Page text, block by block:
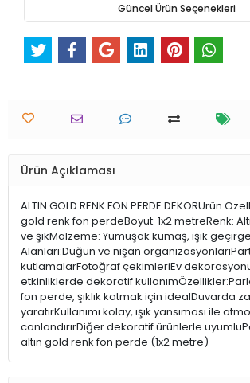
Güncel Ürün Seçenekleri
Ürün Açıklaması
ALTIN GOLD RENK FON PERDE DEKORÜrün
gold renk fon perdeBoyut: 1x2 metreRenk:
ve şıkMalzeme: Yumuşak kumaş, ışık
Alanları:Düğün ve nişan
kutlamalarFotoğraf çekimleriEv
etkinliklerde dekoratif
fon perde, şıklık katmak için idealDuvarda
yaratırKullanımı kolay, ışık yansıması ile
canlandırırDiğer dekoratif ürünlerle
altın gold renk fon perde (1x2 metre)